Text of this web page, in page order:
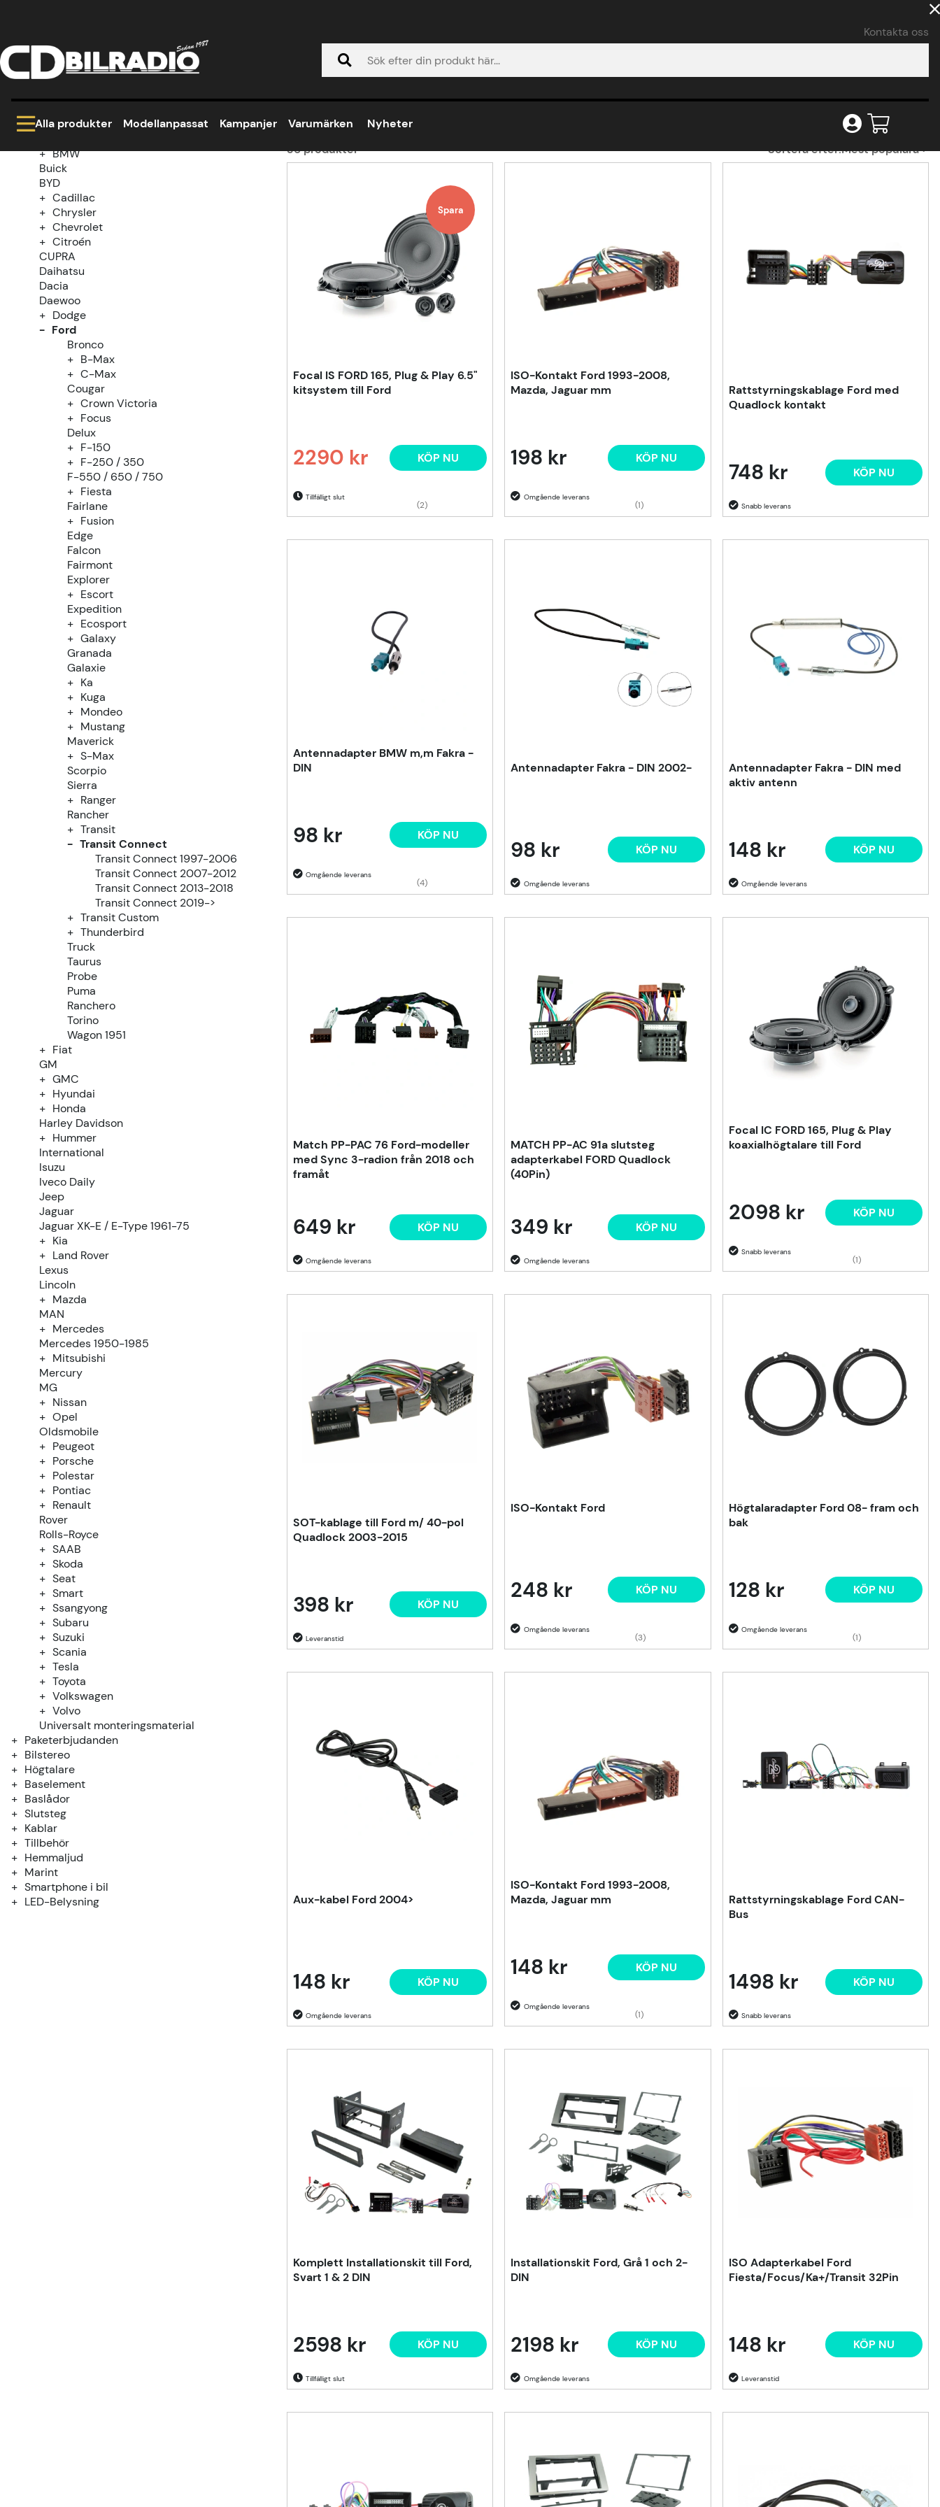
Kontakta oss
Alla produkter Modellanpassat Kampanjer Varumärken Nyheter
Kategoriträd
Alfa Romeo
BMW
Buick
BYD
Cadillac
Chrysler
Chevrolet
Citroén
CUPRA
Daihatsu
Dacia
Daewoo
Dodge
Ford
Bronco
B-Max
C-Max
Cougar
Crown Victoria
Focus
Delux
F-150
F-250 / 350
F-550 / 650 / 750
Fiesta
Fairlane
Fusion
Edge
Falcon
Fairmont
Explorer
Escort
Expedition
Ecosport
Galaxy
Granada
Galaxie
Ka
Kuga
Mondeo
Mustang
Maverick
S-Max
Scorpio
Sierra
Ranger
Rancher
Transit
Transit Connect
Transit Connect 1997-2006
Transit Connect 2007-2012
Transit Connect 2013-2018
Transit Connect 2019->
Transit Custom
Thunderbird
Truck
Taurus
Probe
Puma
Ranchero
Torino
Wagon 1951
Fiat
GM
GMC
Hyundai
Honda
Harley Davidson
Hummer
International
Isuzu
Iveco Daily
Jeep
Jaguar
Jaguar XK-E / E-Type 1961-75
Kia
Land Rover
Lexus
Lincoln
Mazda
MAN
Mercedes
Mercedes 1950-1985
Mitsubishi
Mercury
MG
Nissan
Opel
Oldsmobile
Peugeot
Porsche
Polestar
Pontiac
Renault
Rover
Rolls-Royce
SAAB
Skoda
Seat
Smart
Ssangyong
Subaru
Suzuki
Scania
Tesla
Toyota
Volkswagen
Volvo
Universalt monteringsmaterial
Paketerbjudanden
Bilstereo
Högtalare
Baselement
Baslådor
Slutsteg
Kablar
Tillbehör
Hemmaljud
Marint
Smartphone i bil
LED-Belysning
Transit Connect
36produkter Sortera efter:Mest populära
Spara
Focal IS FORD 165, Plug & Play 6.5"
kitsystem till Ford
2290 kr
Ordinarie pris:
Tillfälligt slut
(2)
KÖP NU
ISO-Kontakt Ford 1993-2008,
Mazda, Jaguar mm
198 kr
(1)
KÖP NU
Rattstyrningskablage Ford med
Quadlock kontakt
748 kr KÖP NU
Antennadapter BMW m,m Fakra -
DIN
98 kr
(4)
KÖP NU
Antennadapter Fakra - DIN 2002-
98 kr KÖP NU
Antennadapter Fakra - DIN med
aktiv antenn
148 kr KÖP NU
Match PP-PAC 76 Ford-modeller
med Sync 3-radion från 2018 och
framåt
649 kr KÖP NU
MATCH PP-AC 91a slutsteg
adapterkabel FORD Quadlock
(40Pin)
349 kr KÖP NU
Focal IC FORD 165, Plug & Play
koaxialhögtalare till Ford
2098 kr
(1)
KÖP NU
SOT-kablage till Ford m/ 40-pol
Quadlock 2003-2015
398 kr KÖP NU
ISO-Kontakt Ford
248 kr
(3)
KÖP NU
Högtalaradapter Ford 08- fram och
bak
128 kr
(1)
KÖP NU
Aux-kabel Ford 2004>
148 kr KÖP NU
ISO-Kontakt Ford 1993-2008,
Mazda, Jaguar mm
148 kr
(1)
KÖP NU
Rattstyrningskablage Ford CAN-
Bus
1498 kr KÖP NU
Komplett Installationskit till Ford,
Svart 1 & 2 DIN
2598 kr
Tillfälligt slut
KÖP NU
Installationskit Ford, Grå 1 och 2-
DIN
2198 kr KÖP NU
ISO Adapterkabel Ford
Fiesta/Focus/Ka+/Transit 32Pin
148 kr KÖP NU